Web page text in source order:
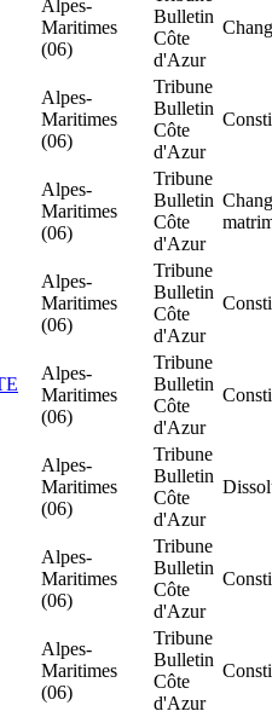
Alpes-
Maritimes
(06)
Bulletin
Côte
d'Azur
Alpes-
Maritimes
(06)
Tribune
Bulletin
Côte
d'Azur
Alpes-
Maritimes
(06)
Tribune
Bulletin
Côte
d'Azur
Alpes-
Maritimes
(06)
Tribune
Bulletin
Côte
d'Azur
Alpes-
Maritimes
(06)
Tribune
Bulletin
Côte
d'Azur
Alpes-
Maritimes
(06)
Tribune
Bulletin
Côte
d'Azur
Alpes-
Maritimes
(06)
Tribune
Bulletin
Côte
d'Azur
Alpes-
Maritimes
(06)
Tribune
Bulletin
Côte
d'Azur